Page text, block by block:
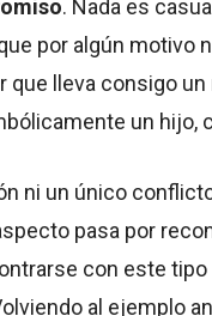
. Nada es
por algún motivo
lleva consigo
un hijo,
ni un único
pasa por
con este tipo
al ejemplo